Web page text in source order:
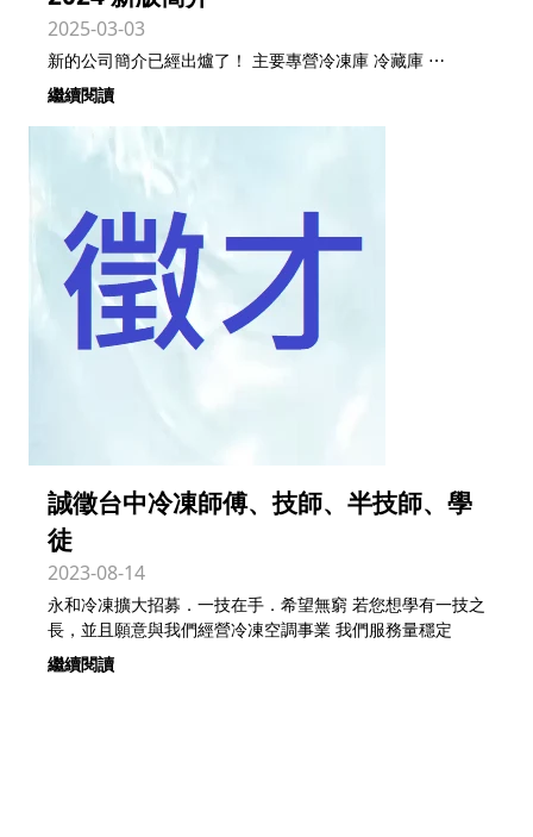
2025-03-03
新的公司簡介已經出爐了！ 主要專營冷凍庫 冷藏庫 ⋯
繼續閱讀
誠徵台中冷凍師傅、技師、半技師、學
徒
2023-08-14
永和冷凍擴大招募．一技在手．希望無窮 若您想學有一技之
長，並且願意與我們經營冷凍空調事業 我們服務量穩定
繼續閱讀